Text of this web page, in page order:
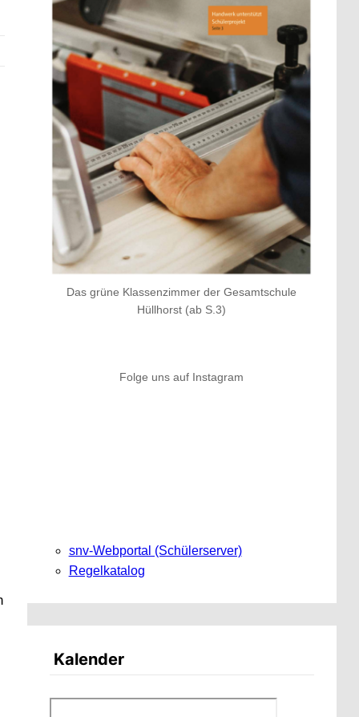
Das grüne Klassenzimmer der Gesamtschule
Hüllhorst (ab S.3)
Folge uns auf Instagram
snv-Webportal (Schülerserver)
Regelkatalog
Kalender